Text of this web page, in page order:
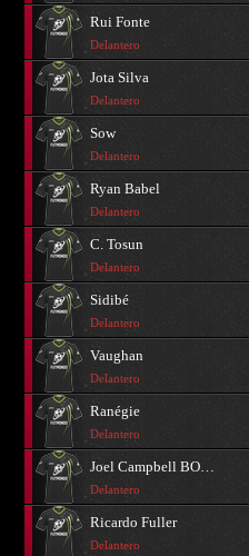
Rui Fonte
Delantero
Jota Silva
Delantero
Sow
Delantero
Ryan Babel
Delantero
C. Tosun
Delantero
Sidibé
Delantero
Vaughan
Delantero
Ranégie
Delantero
Joel Campbell BORRAR
Delantero
Ricardo Fuller
Delantero